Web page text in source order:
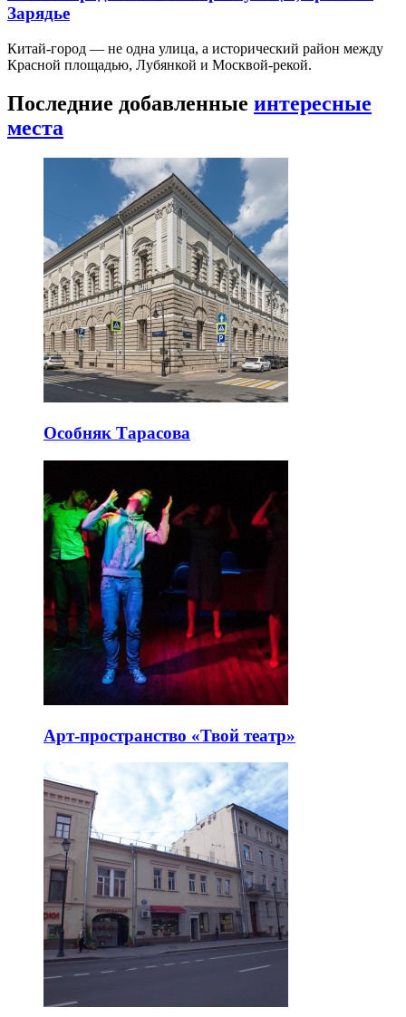
Зарядье
Китай-город — не одна улица, а исторический район между
Красной площадью, Лубянкой и Москвой-рекой.
Последние добавленные интересные
места
Особняк Тарасова
Арт-пространство «Твой театр»